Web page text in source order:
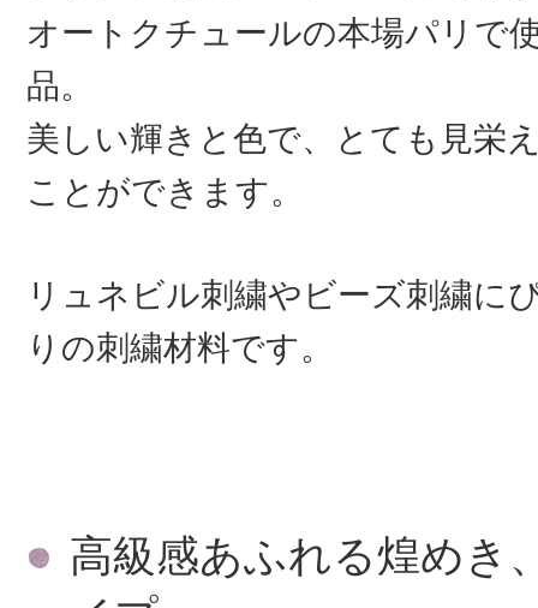
オートクチュールの本場パリで
品。
美しい輝きと色で、とても見栄
ことができます。
リュネビル刺繍やビーズ刺繍に
りの刺繍材料です。
高級感あふれる煌めき